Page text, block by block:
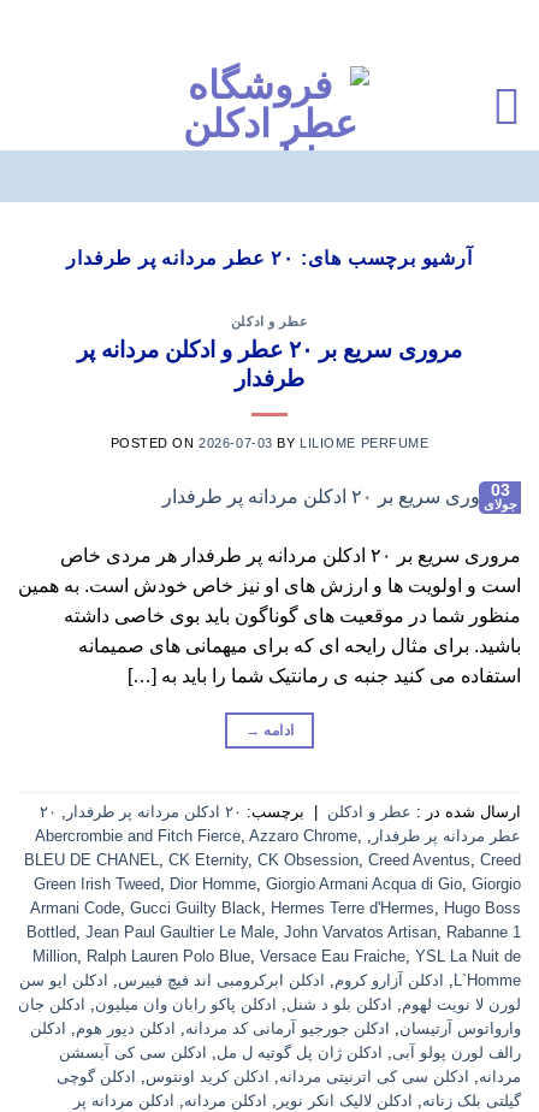
آرشیو برچسب های: ۲۰ عطر مردانه پر طرفدار
عطر و ادکلن
مروری سریع بر ۲۰ عطر و ادکلن مردانه پر
طرفدار
POSTED ON2026-07-03 BY LILIOME PERFUME
03
جولای
مروری سریع بر ۲۰ ادکلن مردانه پر طرفدار هر مردی خاص
است و اولویت ها و ارزش های او نیز خاص خودش است. به همین
منظور شما در موقعیت های گوناگون باید بوی خاصی داشته
باشید. برای مثال رایحه ای که برای میهمانی های صمیمانه
استفاده می کنید جنبه ی رمانتیک شما را باید به […]
ادامه →
ارسال شده در : عطر و ادکلن برچسب: ۲۰ ادکلن مردانه پر طرفدار , ۲۰
عطر مردانه پر طرفدار ,
Abercrombie and Fitch Fierce, Azzaro Chrome,
BLEU DE CHANEL, CK Eternity, CK Obsession, Creed Aventus, Creed
Green Irish Tweed, Dior Homme, Giorgio Armani Acqua di Gio, Giorgio
Armani Code, Gucci Guilty Black, Hermes Terre d'Hermes, Hugo Boss
Bottled, Jean Paul Gaultier Le Male, John Varvatos Artisan, Rabanne 1
Million, Ralph Lauren Polo Blue, Versace Eau Fraiche, YSL La Nuit de
L`Homme
, ادکلن آزارو کروم, ادکلن ابرکرومبی اند فیچ فییرس,
ادکلن ایو سن
لورن لا نویت لهوم, ادکلن بلو د شنل, ادکلن پاکو رابان وان میلیون,
ادکلن جان
وارواتوس آرتیسان, ادکلن جورجیو آرمانی کد مردانه, ادکلن دیور هوم,
ادکلن
رالف لورن پولو آبی, ادکلن ژان پل گوتیه ل مل,
ادکلن سی کی آبسشن
مردانه, ادکلن سی کی اترنیتی مردانه, ادکلن کرید اونتوس,
ادکلن گوچی
گیلتی بلک زنانه, ادکلن لالیک انکر نویر , ادکلن مردانه,
ادکلن مردانه پر